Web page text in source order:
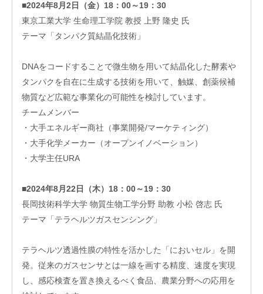
アク
セラ
レー
ログ
ラム
そ
他
の
ハ
ズ
ン
援
再
細胞
医療
産業
化支
援
■2024年8月2日（金）18：00～19：30
東京工業大学 生命理工学院 教授 上野 隆史 氏
テーマ「タンパク質結晶化技術」
DNAをコードすることで微生物を用いて結晶化した酵素や
タンパクを自在に生成する技術を用いて、触媒、創薬候補
物質など広範な事業化の可能性を検討しています。
チームメンバー
・大手エネルギー商社（事業開発/マーケティング）
・大手化学メーカー（オープンイノベーション）
・大学主任URA
■2024年8月22日（木）18：00～19：30
⾧岡技術科学大学 物質生物工学分野 助教 小松 啓志 氏
テーマ「テラヘルツガスセンシング」
テラヘルツ透過性膜の特性を活かした「においセル」を開
発。従来のガスセンサとは一線を画する精度、速度を実現
し、感応検査を置き換えるべく食品、農業分野への応用を